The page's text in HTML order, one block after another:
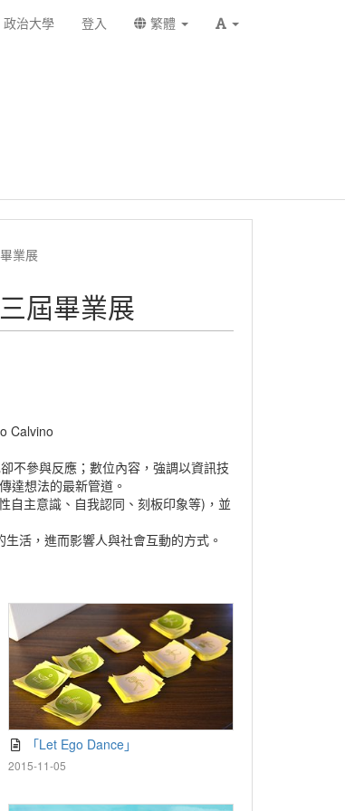
政治大學 登入 繁體
業展
屆畢業展
Calvino
不參與反應；數位內容，強調以資訊技
達想法的最新管道。
主意識、自我認同、刻板印象等)，並
活，進而影響人與社會互動的方式。
「Let Ego Dance」
2015-11-05